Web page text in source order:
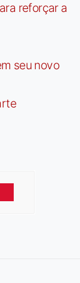
reforçar a
seu novo